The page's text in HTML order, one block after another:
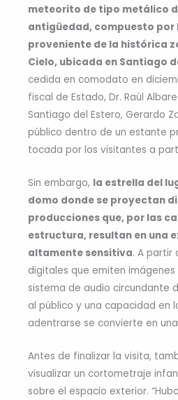
meteorito de tipo metálico
antigüedad, compuesto por
proveniente de la histórica
Cielo, ubicada en Santiago
cedida en comodato en
fiscal de Estado, Dr. Raúl
Santiago del Estero, Gerardo
público dentro de un estante
tocada por los visitantes a
Sin embargo, la estrella del
domo donde se proyectan
producciones que, por las
estructura, resultan en una
altamente sensitiva. A partir
digitales que emiten imágenes
sistema de audio circundante
al público y una capacidad en
adentrarse se convierte en
Antes de finalizar la visita,
visualizar un cortometraje
sobre el espacio exterior.